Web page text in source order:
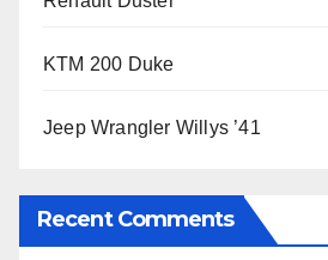
KTM 200 Duke
Jeep Wrangler Willys ’41
Recent Comments